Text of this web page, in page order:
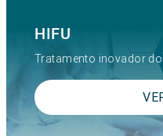
HIFU
Tratamento inovador